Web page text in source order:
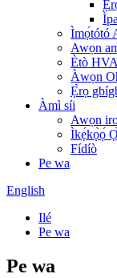
Ìmọ́tótó
Awọn
Ètò
Àwọn
Ẹ̀rọ
Àmì síi
Awọn
Ìkẹ́kọ̀ọ́
Fídíò
Pe wa
English
Ilé
Pe wa
Pe wa